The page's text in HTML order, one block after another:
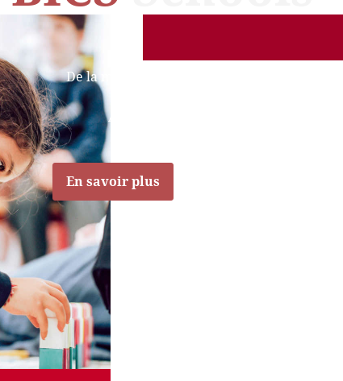
De la maternelle au secondaire
Anglais - Français
En savoir plus